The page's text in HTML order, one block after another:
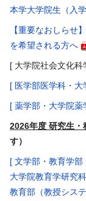
本学大学院生（入
【重要なおしらせ
を希望される方へ
[ 大学院社会文化科
[ 医学部医学科・
[ 薬学部・大学院薬
2026年度 研究生・
す）
[ 文学部・教育学部
大学院教育学研究
教育部（教授シス